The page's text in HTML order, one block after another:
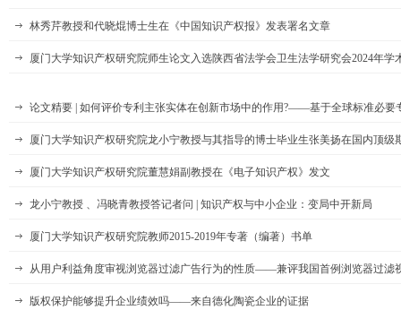
林秀芹教授和代晓焜博士生在《中国知识产权报》发表署名文章
厦门大学知识产权研究院师生论文入选陕西省法学会卫生法学研究会2024年学
论文精要 | 如何评价专利主张实体在创新市场中的作用?——基于全球标准必要
厦门大学知识产权研究院龙小宁教授与其指导的博士毕业生张美扬在国内顶级
厦门大学知识产权研究院董慧娟副教授在《电子知识产权》发文
龙小宁教授 、冯晓青教授答记者问 | 知识产权与中小企业：变局中开新局
厦门大学知识产权研究院教师2015-2019年专著（编著）书单
从用户利益角度审视浏览器过滤广告行为的性质——兼评我国首例浏览器过滤
版权保护能够提升企业绩效吗——来自德化陶瓷企业的证据